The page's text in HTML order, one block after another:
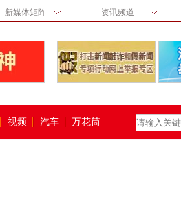
新媒体矩阵 资讯频道
视频 汽车 万花筒